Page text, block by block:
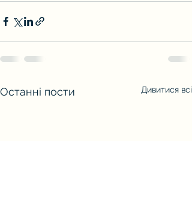
Останні пости Дивитися всі